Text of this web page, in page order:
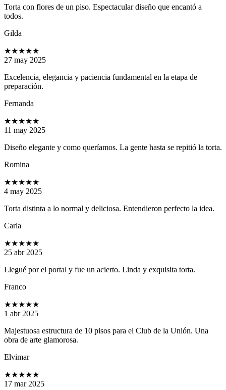
Torta con flores de un piso. Espectacular diseño que encantó a
todos.
Gilda
★★★★★
27 may 2025
Excelencia, elegancia y paciencia fundamental en la etapa de
preparación.
Fernanda
★★★★★
11 may 2025
Diseño elegante y como queríamos. La gente hasta se repitió la torta.
Romina
★★★★★
4 may 2025
Torta distinta a lo normal y deliciosa. Entendieron perfecto la idea.
Carla
★★★★★
25 abr 2025
Llegué por el portal y fue un acierto. Linda y exquisita torta.
Franco
★★★★★
1 abr 2025
Majestuosa estructura de 10 pisos para el Club de la Unión. Una
obra de arte glamorosa.
Elvimar
★★★★★
17 mar 2025